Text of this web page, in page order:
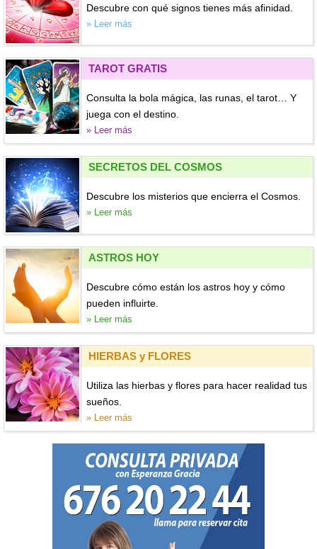
Descubre con qué signos tienes más afinidad.
» Leer más
TAROT GRATIS
Consulta la bola mágica, las runas, el tarot… Y
juega con el destino.
» Leer más
SECRETOS DEL COSMOS
Descubre los misterios que encierra el Cosmos.
» Leer más
ASTROS HOY
Descubre cómo están los astros hoy y cómo
pueden influirte.
» Leer más
HIERBAS y FLORES
Utiliza las hierbas y flores para hacer realidad tus
sueños.
» Leer más